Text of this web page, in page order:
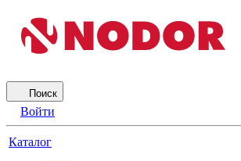
Поиск
Войти
Каталог